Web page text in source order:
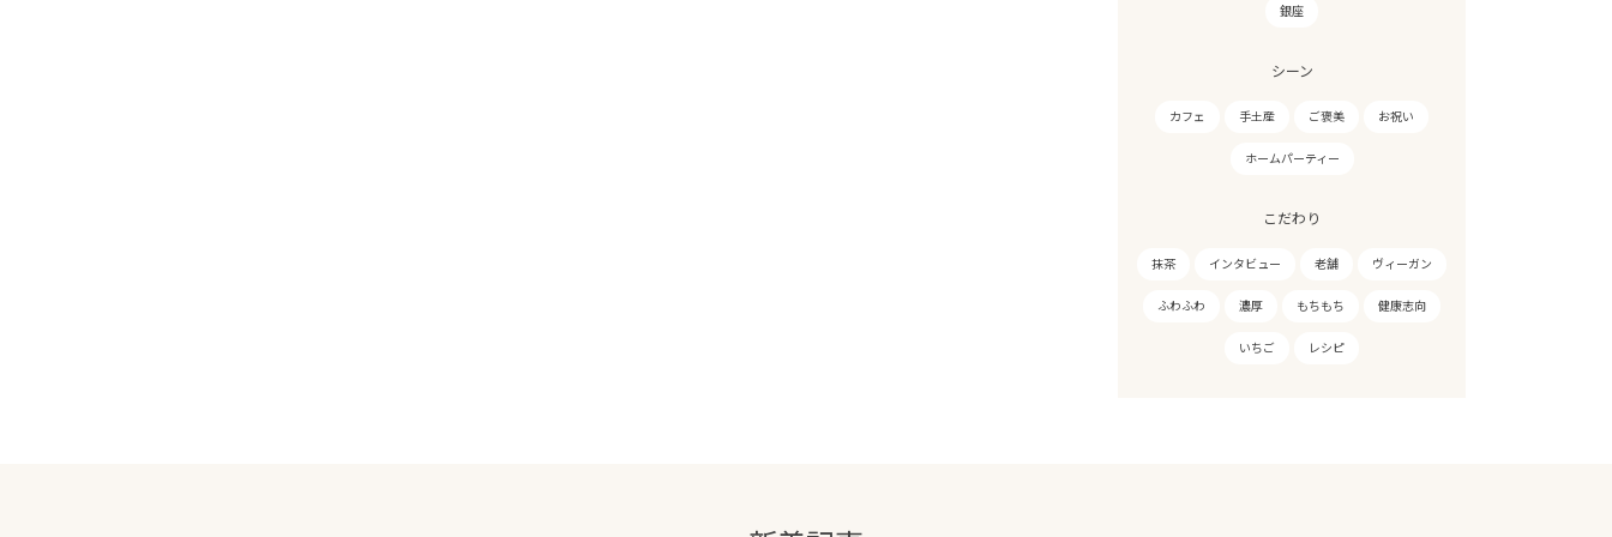
銀座
シーン
カフェ 手土産 ご褒美 お祝い
ホームパーティー
こだわり
抹茶 インタビュー 老舗 ヴィーガン
ふわふわ 濃厚 もちもち 健康志向
いちご レシピ